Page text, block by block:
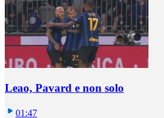
Leao, Pavard e non solo
01:47